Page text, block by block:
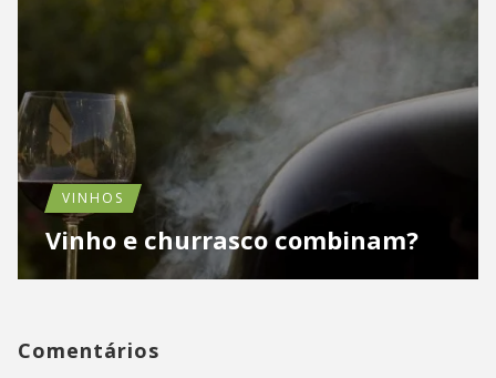
VINHOS
Vinho e churrasco combinam?
Comentários